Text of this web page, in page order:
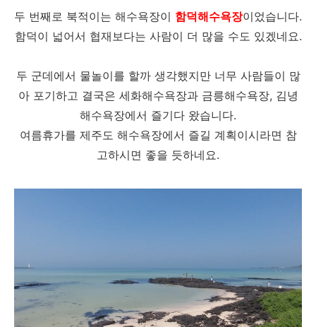
두 번째로 북적이는 해수욕장이 함덕해수욕장이었습니다.
함덕이 넓어서 협재보다는 사람이 더 많을 수도 있겠네요.
두 군데에서 물놀이를 할까 생각했지만 너무 사람들이 많
아 포기하고 결국은 세화해수욕장과 금릉해수욕장, 김녕
해수욕장에서 즐기다 왔습니다.
여름휴가를 제주도 해수욕장에서 즐길 계획이시라면 참
고하시면 좋을 듯하네요.